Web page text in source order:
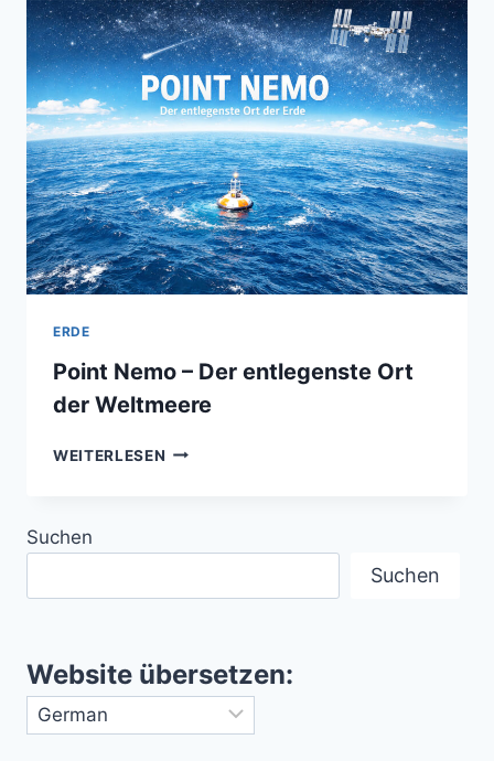
ERDE
Point Nemo – Der entlegenste Ort
der Weltmeere
WEITERLESEN POINT
Suchen
Suchen
Website übersetzen: